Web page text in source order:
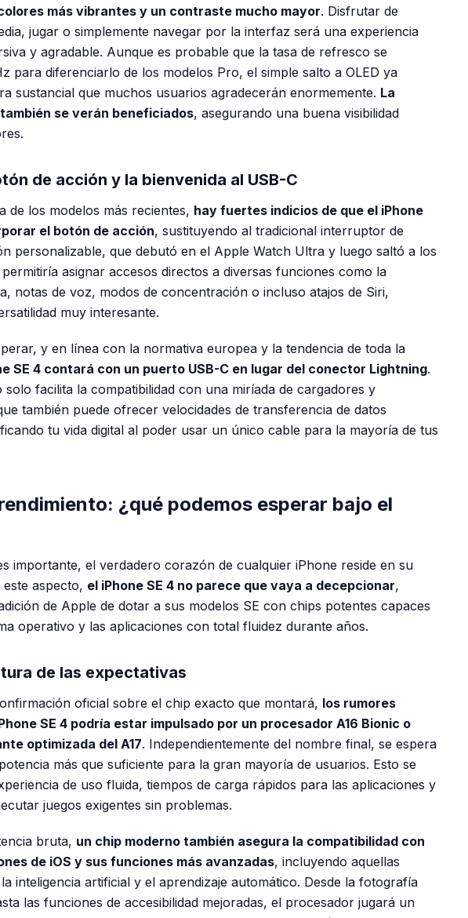
más vibrantes y un contraste mucho mayor. Disfrutar de
jugar o simplemente navegar por la interfaz será una experiencia
y agradable. Aunque es probable que la tasa de refresco se
para diferenciarlo de los modelos Pro, el simple salto a OLED ya
sustancial que muchos usuarios agradecerán enormemente. La
se verán beneficiados, asegurando una buena visibilidad
de acción y la bienvenida al USB-C
de los modelos más recientes, hay fuertes indicios de que el iPhone
el botón de acción, sustituyendo al tradicional interruptor de
personalizable, que debutó en el Apple Watch Ultra y luego saltó a los
asignar accesos directos a diversas funciones como la
notas de voz, modos de concentración o incluso atajos de Siri,
muy interesante.
y en línea con la normativa europea y la tendencia de toda la
SE 4 contará con un puerto USB-C en lugar del conector Lightning.
solo facilita la compatibilidad con una miríada de cargadores y
también puede ofrecer velocidades de transferencia de datos
tu vida digital al poder usar un único cable para la mayoría de tus
¿qué podemos esperar bajo el
importante, el verdadero corazón de cualquier iPhone reside en su
aspecto, el iPhone SE 4 no parece que vaya a decepcionar,
de Apple de dotar a sus modelos SE con chips potentes capaces
operativo y las aplicaciones con total fluidez durante años.
de las expectativas
oficial sobre el chip exacto que montará, los rumores
SE 4 podría estar impulsado por un procesador A16 Bionic o
optimizada del A17. Independientemente del nombre final, se espera
más que suficiente para la gran mayoría de usuarios. Esto se
de uso fluida, tiempos de carga rápidos para las aplicaciones y
juegos exigentes sin problemas.
bruta, un chip moderno también asegura la compatibilidad con
de iOS y sus funciones más avanzadas, incluyendo aquellas
inteligencia artificial y el aprendizaje automático. Desde la fotografía
las funciones de accesibilidad mejoradas, el procesador jugará un